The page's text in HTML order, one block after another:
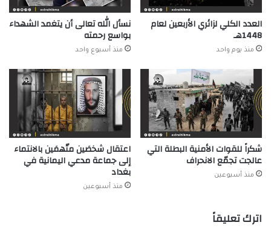
العدد الكلي لزائري الأربعين لعام
1448هـ
منذ يوم واحد
نسأل الله تعالى أن يتغمد الشهداء
بواسع رحمته
منذ أسبوع واحد
شكراً للقوات الأمنية البطلة التي
عالجت تجمّع الانحراف
منذ أسبوعين
اعتقال شخصَين متّهمَين بالانتماء
إلى جماعة مدعي اليمانية في
بغداد
منذ أسبوعين
اترك تعليقاً